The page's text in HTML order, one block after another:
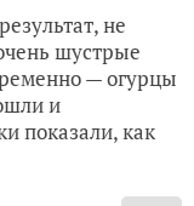
не
шустрые
— огурцы
и
показали, как